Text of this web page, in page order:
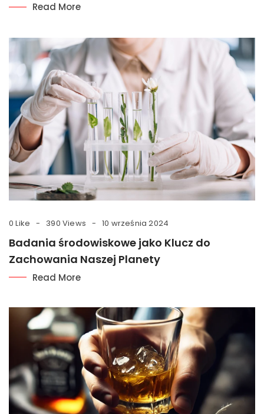
Read More
0 Like 390 Views 10 września 2024
Badania środowiskowe jako Klucz do
Zachowania Naszej Planety
Read More